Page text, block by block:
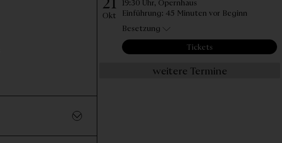
Okt
19:30 Uhr, Opernhaus
Einführung: 45 Minuten vor Beginn
Besetzung
Tickets
weitere Termine